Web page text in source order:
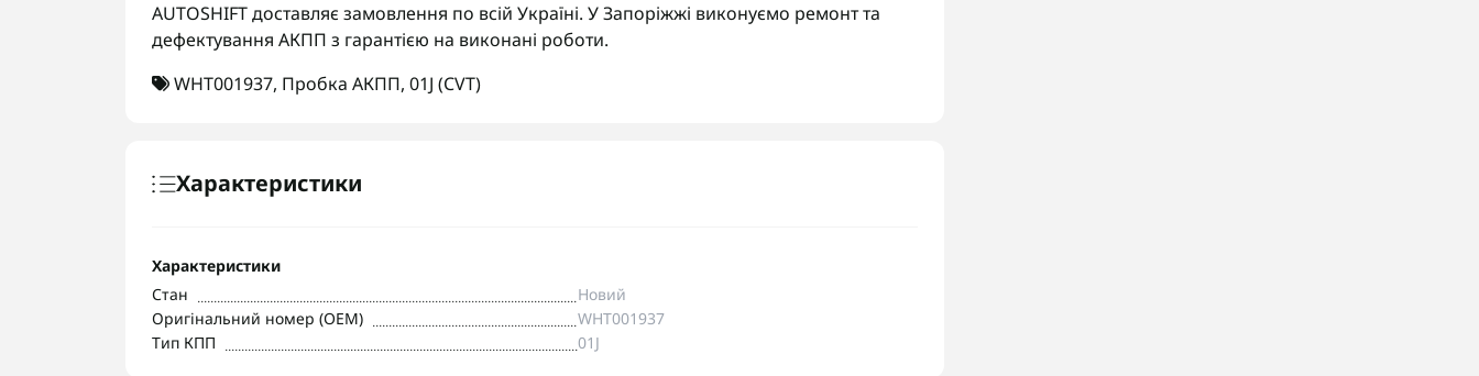
AUTOSHIFT доставляє замовлення по всій Україні. У Запоріжжі виконуємо ремонт та
дефектування АКПП з гарантією на виконані роботи.
WHT001937, Пробка АКПП, 01J (CVT)
Характеристики
Характеристики
Стан
Новий
Оригінальний номер (OEM)
WHT001937
Тип КПП
01J